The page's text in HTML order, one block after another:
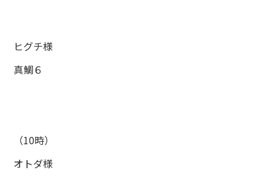
ヒグチ様
真鯛６
（10時）
オトダ様